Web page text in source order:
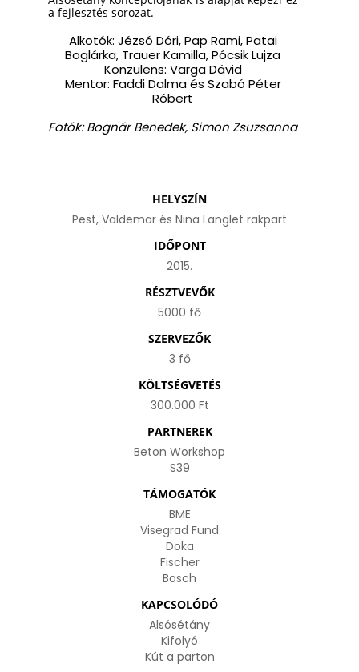
a fejlesztés sorozat.
Alkotók: Jézsó Dóri, Pap Rami, Patai
Boglárka, Trauer Kamilla, Pócsik Lujza
Konzulens: Varga Dávid
Mentor: Faddi Dalma és Szabó Péter
Róbert
Fotók: Bognár Benedek, Simon Zsuzsanna
HELYSZÍN
Pest, Valdemar és Nina Langlet rakpart
IDŐPONT
2015.
RÉSZTVEVŐK
5000 fő
SZERVEZŐK
3 fő
KÖLTSÉGVETÉS
300.000 Ft
PARTNEREK
Beton Workshop
S39
TÁMOGATÓK
BME
Visegrad Fund
Doka
Fischer
Bosch
KAPCSOLÓDÓ
Alsósétány
Kifolyó
Kút a parton